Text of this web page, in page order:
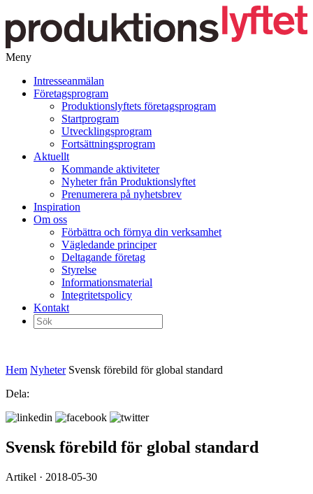
Meny
vidare
Intresseanmälan
Företagsprogram
Produktionslyftets företagsprogram
Startprogram
Utvecklingsprogram
Fortsättningsprogram
Aktuellt
Kommande aktiviteter
Nyheter från Produktionslyftet
Prenumerera på nyhetsbrev
Inspiration
Om oss
Förbättra och förnya din verksamhet
Vägledande principer
Deltagande företag
Styrelse
Informationsmaterial
Integritetspolicy
Kontakt
Sök
efter:
Hem Nyheter Svensk förebild för global standard
Dela:
Svensk förebild för global standard
Artikel · 2018-05-30